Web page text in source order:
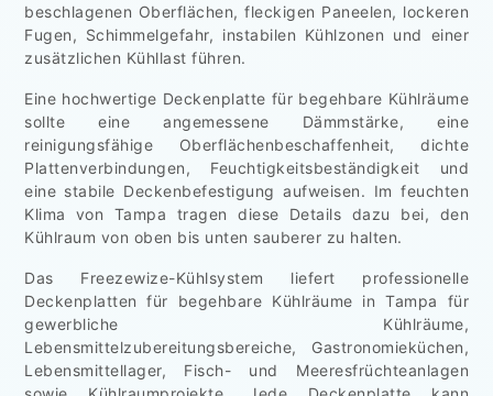
beschlagenen Oberflächen, fleckigen Paneelen, lockeren
Fugen, Schimmelgefahr, instabilen Kühlzonen und einer
zusätzlichen Kühllast führen.
Eine hochwertige Deckenplatte für begehbare Kühlräume
sollte eine angemessene Dämmstärke, eine
reinigungsfähige Oberflächenbeschaffenheit, dichte
Plattenverbindungen, Feuchtigkeitsbeständigkeit und
eine stabile Deckenbefestigung aufweisen. Im feuchten
Klima von Tampa tragen diese Details dazu bei, den
Kühlraum von oben bis unten sauberer zu halten.
Das Freezewize-Kühlsystem liefert professionelle
Deckenplatten für begehbare Kühlräume in Tampa für
gewerbliche Kühlräume,
Lebensmittelzubereitungsbereiche, Gastronomieküchen,
Lebensmittellager, Fisch- und Meeresfrüchteanlagen